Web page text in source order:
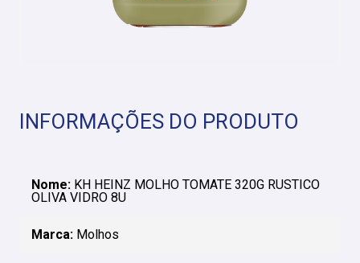
INFORMAÇÕES DO PRODUTO
Nome: KH HEINZ MOLHO TOMATE 320G RUSTICO
OLIVA VIDRO 8U
Marca: Molhos